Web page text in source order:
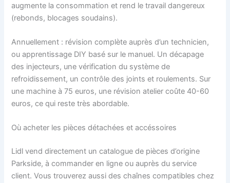
augmente la consommation et rend le travail dangereux
(rebonds, blocages soudains).
Annuellement : révision complète auprès d’un technicien,
ou apprentissage DIY basé sur le manuel. Un décapage
des injecteurs, une vérification du système de
refroidissement, un contrôle des joints et roulements. Sur
une machine à 75 euros, une révision atelier coûte 40-60
euros, ce qui reste très abordable.
Où acheter les pièces détachées et accéssoires
Lidl vend directement un catalogue de pièces d’origine
Parkside, à commander en ligne ou auprès du service
client. Vous trouverez aussi des chaînes compatibles chez